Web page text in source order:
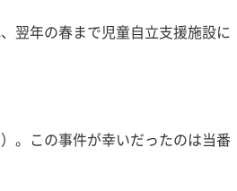
翌年の春まで児童自立支援施設に
。この事件が幸いだったのは当番